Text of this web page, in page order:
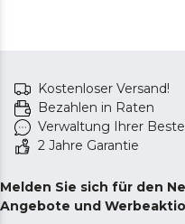
(ChildLock).
Kostenloser Versand!
Bezahlen in Raten
Verwaltung Ihrer
2 Jahre Garantie
Melden Sie sich für den
Angebote und